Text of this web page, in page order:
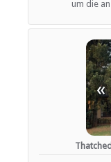
Kostenloser
Restaurant /
INTERNET
Kostenloses
TRANSFERS
fireplace,
and a sitting area.
um die
«